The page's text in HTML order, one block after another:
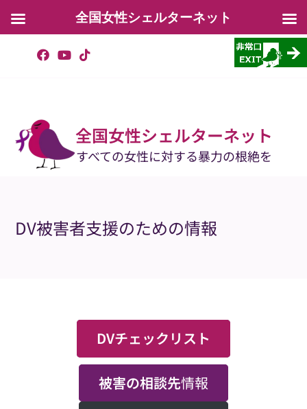
全国女性シェルターネット
すべての女性に対する暴力の根絶を
DV被害者支援のための情報
DVチェックリスト
被害の相談先情報
全国女性シェルターネット